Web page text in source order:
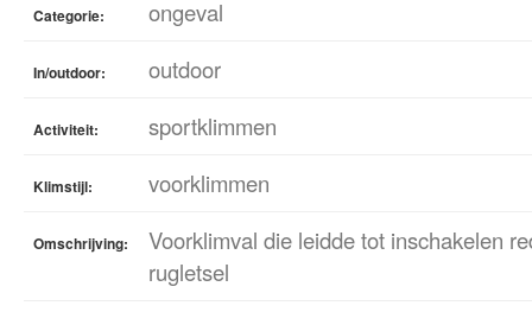
Categorie: ongeval
In/outdoor: outdoor
Activiteit: sportklimmen
Klimstijl: voorklimmen
Omschrijving:
Voorklimval die leidde tot inschakelen
rugletsel